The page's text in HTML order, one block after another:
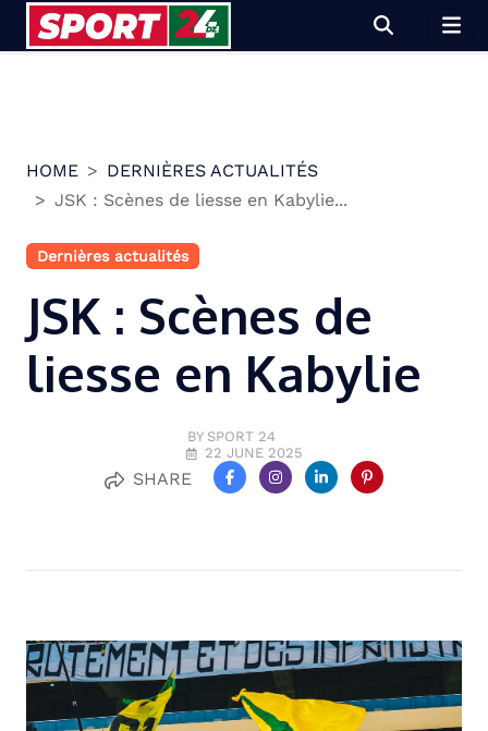
HOME
DERNIÈRES ACTUALITÉS
JSK : Scènes de liesse en Kabylie...
Dernières actualités
JSK : Scènes de
liesse en Kabylie
BY SPORT 24
22 JUNE 2025
SHARE